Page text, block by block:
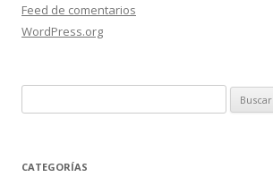
Feed de comentarios
WordPress.org
CATEGORÍAS